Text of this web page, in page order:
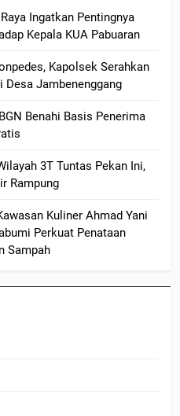
Ingatkan Pentingnya
Kepala KUA Pabuaran
Kapolsek Serahkan
Desa Jambenenggang
Benahi Basis Penerima
3T Tuntas Pekan Ini,
Rampung
Kuliner Ahmad Yani
Perkuat Penataan
Sampah